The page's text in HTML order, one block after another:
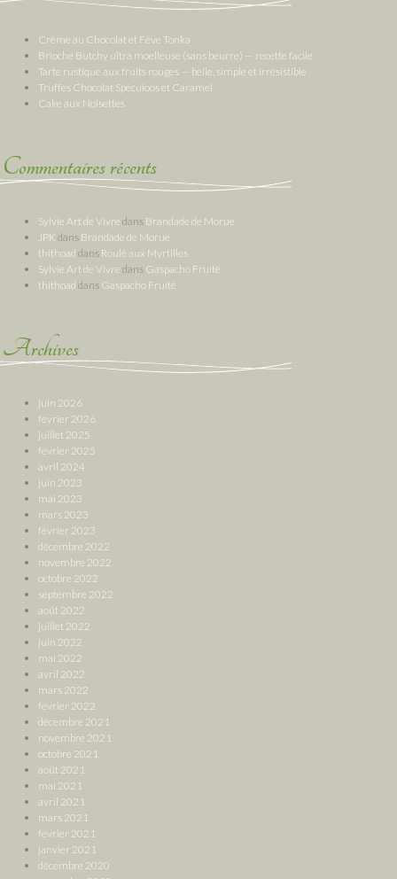
Crème au Chocolat et Fève Tonka
Brioche Butchy ultra moelleuse (sans beurre) — recette facile
Tarte rustique aux fruits rouges — belle, simple et irrésistible
Truffes Chocolat Spéculoos et Caramel
Cake aux Noisettes
Commentaires récents
Sylvie Art de Vivre dans Brandade de Morue
JPK dans Brandade de Morue
thithoad dans Roulé aux Myrtilles
Sylvie Art de Vivre dans Gaspacho Fruité
thithoad dans Gaspacho Fruité
Archives
juin 2026
février 2026
juillet 2025
février 2025
avril 2024
juin 2023
mai 2023
mars 2023
février 2023
décembre 2022
novembre 2022
octobre 2022
septembre 2022
août 2022
juillet 2022
juin 2022
mai 2022
avril 2022
mars 2022
février 2022
décembre 2021
novembre 2021
octobre 2021
août 2021
mai 2021
avril 2021
mars 2021
février 2021
janvier 2021
décembre 2020